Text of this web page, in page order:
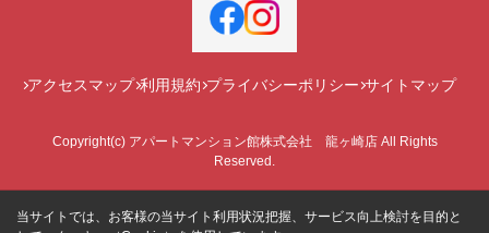
アクセスマップ 利用規約 プライバシーポリシー サイトマップ
Copyright(c) アパートマンション館株式会社 龍ヶ崎店 All Rights
Reserved.
当サイトでは、お客様の当サイト利用状況把握、サービス向上検討を目的と